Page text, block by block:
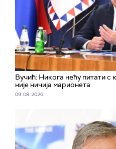
Вучић: Никога нећу питати с
није ничија марионета
09. 08. 2026.